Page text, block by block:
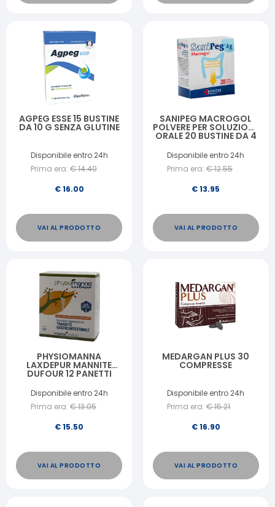
AGPEG ESSE 15 BUSTINE
DA 10 G SENZA GLUTINE
Disponibile entro 24h
Prima era: €14.40
€16.00
VAI AL PRODOTTO
SANIPEG MACROGOL
POLVERE PER SOLUZIONE
ORALE 20 BUSTINE DA 4
Disponibile entro 24h
Prima era: €12.55
€13.95
VAI AL PRODOTTO
PHYSIOMANNA
LAXDEPUR MANNITE
DUFOUR 12 PANETTI
Disponibile entro 24h
Prima era: €13.05
€15.50
VAI AL PRODOTTO
MEDARGAN PLUS 30
COMPRESSE
Disponibile entro 24h
Prima era: €15.21
€16.90
VAI AL PRODOTTO